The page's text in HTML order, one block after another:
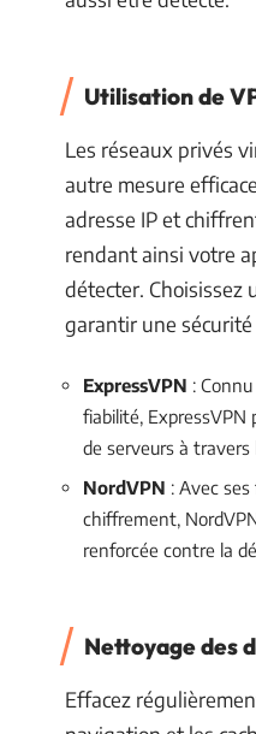
Utilisation de
Les réseaux privés
autre mesure
adresse IP et
rendant ainsi votre
détecter. Choisissez
garantir une
ExpressVPN :
fiabilité, ExpressVPN
de serveurs à travers
NordVPN : Avec
chiffrement,
renforcée contre la
Nettoyage des
Effacez